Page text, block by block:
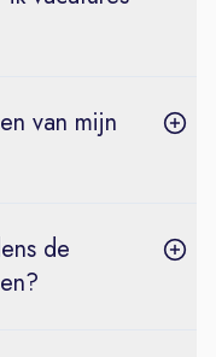
van mijn
de